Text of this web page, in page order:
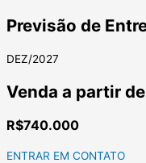
Previsão de
DEZ/2027
Venda a partir
R$740.000
ENTRAR EM CONTATO